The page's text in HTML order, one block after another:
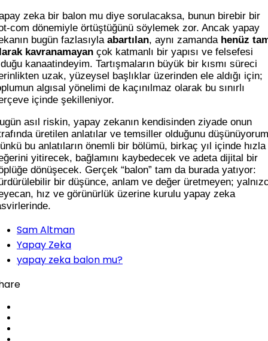
zeka bir balon mu diye sorulacaksa, bunun birebir bir
com dönemiyle örtüştüğünü söylemek zor. Ancak yapay
bugün fazlasıyla abartılan, aynı zamanda henüz
kavranamayan çok katmanlı bir yapısı ve felsefesi
kanaatindeyim. Tartışmaların büyük bir kısmı süreci
uzak, yüzeysel başlıklar üzerinden ele aldığı için;
algısal yönelimi de kaçınılmaz olarak bu sınırlı
içinde şekilleniyor.
asıl riskin, yapay zekanın kendisinden ziyade onun
üretilen anlatılar ve temsiller olduğunu
bu anlatıların önemli bir bölümü, birkaç yıl içinde hızla
yitirecek, bağlamını kaybedecek ve adeta dijital bir
dönüşecek. Gerçek “balon” tam da burada yatıyor:
bir düşünce, anlam ve değer üretmeyen;
hız ve görünürlük üzerine kurulu yapay zeka
Sam Altman
Yapay Zeka
yapay zeka balon mu?